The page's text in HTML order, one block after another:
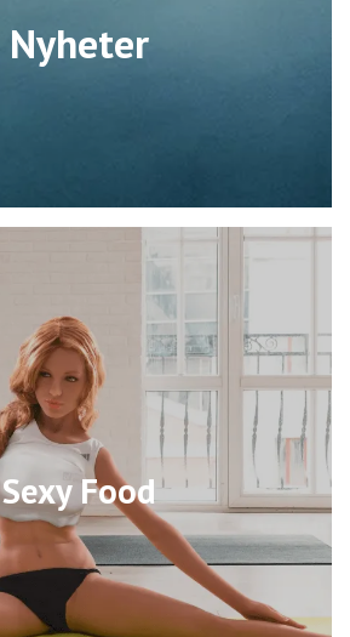
Nyheter
Sexy Food